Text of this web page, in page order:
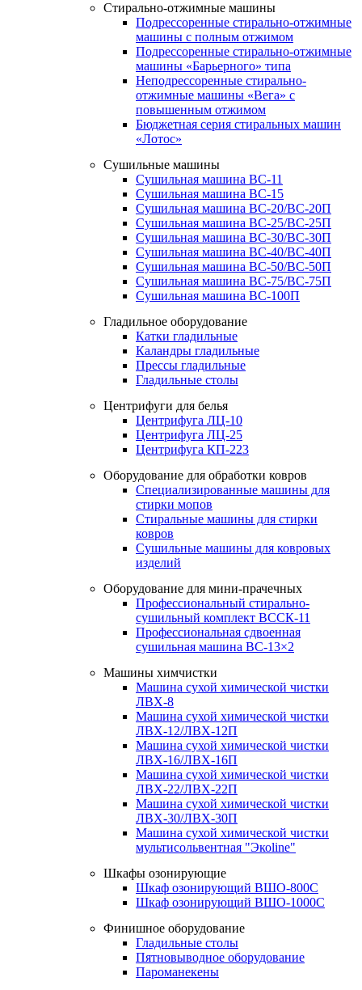
Стирально-отжимные машины
Подрессоренные стирально-отжимные
машины с полным отжимом
Подрессоренные стирально-отжимные
машины «Барьерного» типа
Неподрессоренные стирально-
отжимные машины «Вега» с
повышенным отжимом
Бюджетная серия стиральных машин
«Лотос»
Сушильные машины
Сушильная машина ВС-11
Сушильная машина ВС-15
Сушильная машина ВС-20/ВС-20П
Сушильная машина ВС-25/ВС-25П
Сушильная машина ВС-30/ВС-30П
Сушильная машина ВС-40/ВС-40П
Сушильная машина ВС-50/ВС-50П
Сушильная машина ВС-75/ВС-75П
Сушильная машина ВС-100П
Гладильное оборудование
Катки гладильные
Каландры гладильные
Прессы гладильные
Гладильные столы
Центрифуги для белья
Центрифуга ЛЦ-10
Центрифуга ЛЦ-25
Центрифуга КП-223
Оборудование для обработки ковров
Специализированные машины для
стирки мопов
Стиральные машины для стирки
ковров
Сушильные машины для ковровых
изделий
Оборудование для мини-прачечных
Профессиональный стирально-
сушильный комплект ВССК-11
Профессиональная сдвоенная
сушильная машина ВС-13×2
Машины химчистки
Машина сухой химической чистки
ЛВХ-8
Машина сухой химической чистки
ЛВХ-12/ЛВХ-12П
Машина сухой химической чистки
ЛВХ-16/ЛВХ-16П
Машина сухой химической чистки
ЛВХ-22/ЛВХ-22П
Машина сухой химической чистки
ЛВХ-30/ЛВХ-30П
Машина сухой химической чистки
мультисольвентная "Экоline"
Шкафы озонирующие
Шкаф озонирующий ВШО-800С
Шкаф озонирующий ВШО-1000С
Финишное оборудование
Гладильные столы
Пятновыводное оборудование
Пароманекены